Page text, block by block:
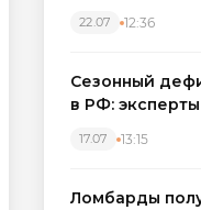
Западном
22.07 12:36
Сезонный
в РФ:
17.07 13:15
Ломбарды